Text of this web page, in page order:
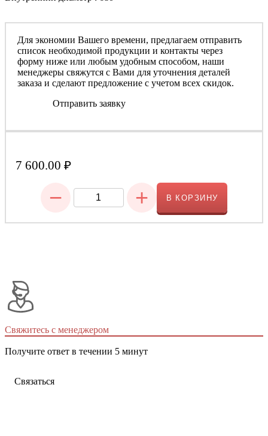
Для экономии Вашего времени, предлагаем отправить
список необходимой продукции и контакты через
форму ниже или любым удобным способом, наши
менеджеры свяжутся с Вами для уточнения деталей
заказа и сделают предложение с учетом всех скидок.
Отправить заявку
7 600.00 ₽
− + В КОРЗИНУ
Свяжитесь с менеджером
Получите ответ в течении 5 минут
Связаться